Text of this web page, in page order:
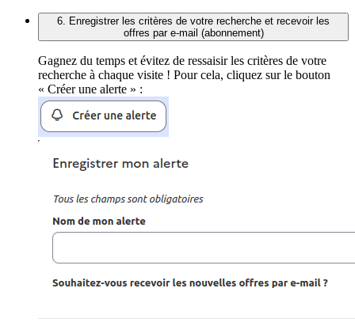
6. Enregistrer les critères de votre recherche et recevoir les
offres par e-mail (abonnement)
Gagnez du temps et évitez de ressaisir les critères de votre
recherche à chaque visite ! Pour cela, cliquez sur le bouton
« Créer une alerte » :